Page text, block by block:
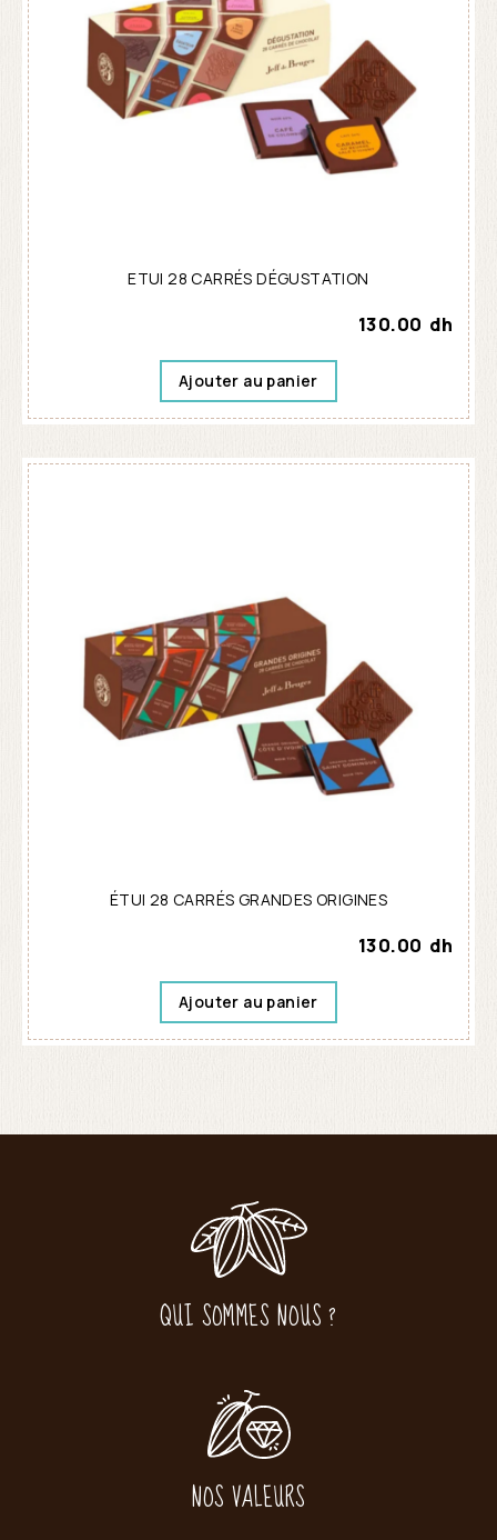
ETUI 28 CARRÉS DÉGUSTATION
130.00 dh
Ajouter au panier
ÉTUI 28 CARRÉS GRANDES ORIGINES
130.00 dh
Ajouter au panier
QUI SOMMES NOUS ?
NOS VALEURS